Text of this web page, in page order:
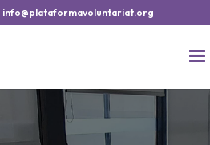
info@plataformavoluntariat.org